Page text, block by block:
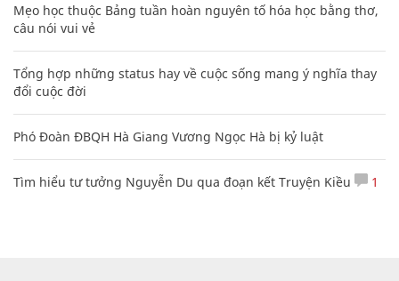
Mẹo học thuộc Bảng tuần hoàn nguyên tố hóa học bằng thơ,
câu nói vui vẻ
Tổng hợp những status hay về cuộc sống mang ý nghĩa thay
đổi cuộc đời
Phó Đoàn ĐBQH Hà Giang Vương Ngọc Hà bị kỷ luật
Tìm hiểu tư tưởng Nguyễn Du qua đoạn kết Truyện Kiều 1